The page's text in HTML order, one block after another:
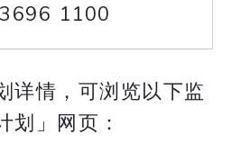
3696 1100
详情，可浏览以下监
划」网页：